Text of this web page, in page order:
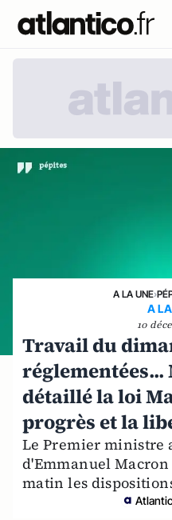
A LA UNE›
A
10
Travail du
réglementées...
détaillé la loi
progrès et la
Le Premier ministre
d'Emmanuel
matin les